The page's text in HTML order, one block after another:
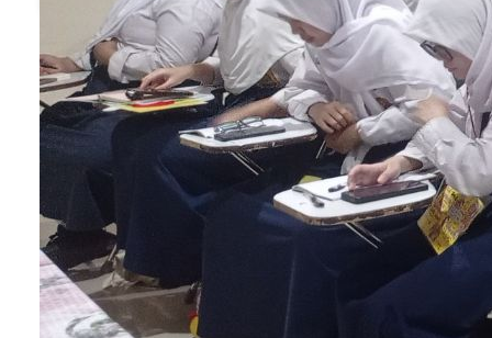
Materi yang disusun harus disesuaikan dengan
kebutuhan siswa (Sumber: Canva)
Penyusunan terhadap materi yang esensial
berkaitan dengan hadirnya bentuk evaluasi
materi ajar yang dianggap riskan dalam
Materi yang riskan tersebut disederhanakan
sehingga peserta didik jauh lebih mudah